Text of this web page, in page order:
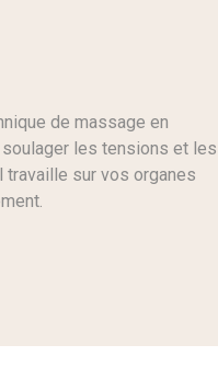
de massage en
les tensions et les
sur vos organes